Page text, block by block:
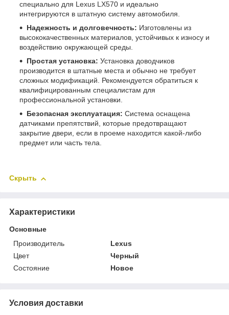
специально для Lexus LX570 и идеально
интегрируются в штатную систему автомобиля.
Надежность и долговечность: Изготовлены из
высококачественных материалов, устойчивых к износу и
воздействию окружающей среды.
Простая установка: Установка доводчиков
производится в штатные места и обычно не требует
сложных модификаций. Рекомендуется обратиться к
квалифицированным специалистам для
профессиональной установки.
Безопасная эксплуатация: Система оснащена
датчиками препятствий, которые предотвращают
закрытие двери, если в проеме находится какой-либо
предмет или часть тела.
Скрыть
Характеристики
Основные
Производитель
Lexus
Цвет
Черный
Состояние
Новое
Условия доставки